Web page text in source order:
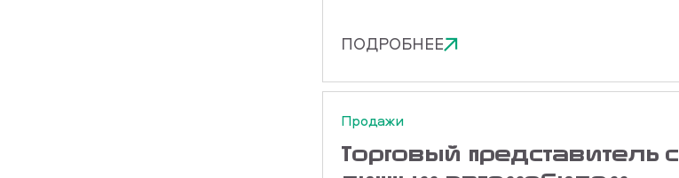
ПОДРОБНЕЕ
Продажи
Торговый представитель с